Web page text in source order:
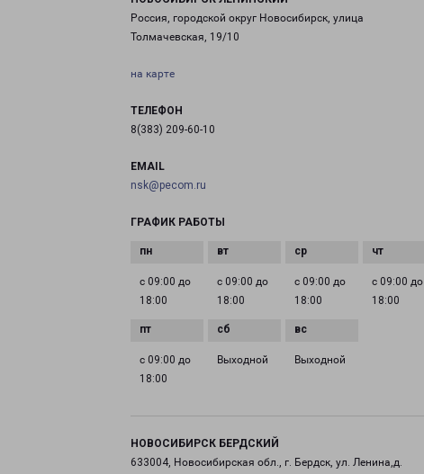
Россия, городской округ Новосибирск, улица
Толмачевская, 19/10
на карте
ТЕЛЕФОН
8(383) 209-60-10
EMAIL
nsk@pecom.ru
ГРАФИК РАБОТЫ
с 09:00 до
18:00
с 09:00 до
18:00
с 09:00 до
18:00
с 09:00 до
18:00
с 09:00 до
18:00
Выходной Выходной
НОВОСИБИРСК БЕРДСКИЙ
633004, Новосибирская обл., г. Бердск, ул. Ленина,д.